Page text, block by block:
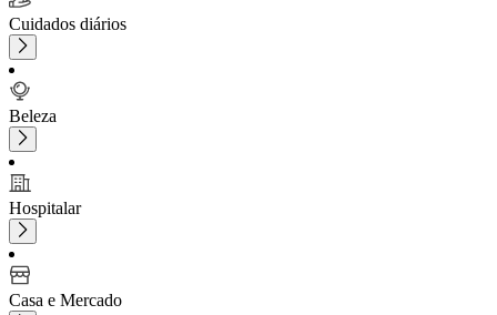
Cuidados diários
Beleza
Hospitalar
Casa e Mercado